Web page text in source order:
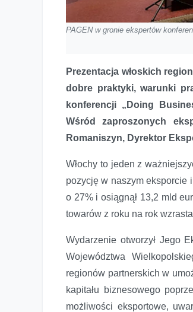
PAGEN w gronie ekspertów
Prezentacja włoskich
dobre praktyki, warunki
konferencji „Doing
Wśród zaproszonych
Romaniszyn, Dyrektor
Włochy to jeden z
pozycję w naszym eksporcie
o 27% i osiągnął 13,2 mld
towarów z roku na rok
Wydarzenie otworzył Jego
Województwa
regionów partnerskich w
kapitału biznesowego
możliwości eksportowe,